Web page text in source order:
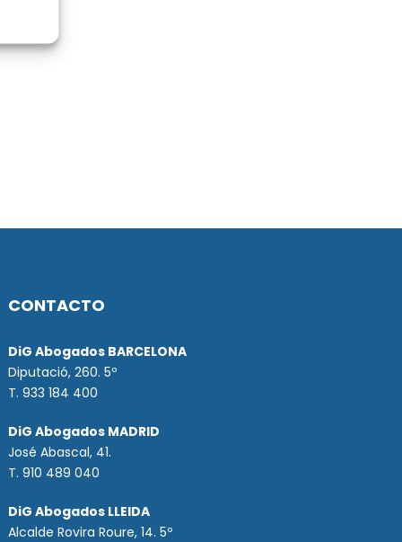
CONTACTO
DiG Abogados BARCELONA
Diputació, 260. 5º
T. 933 184 400
DiG Abogados MADRID
José Abascal, 41.
T.910 489 040
DiG Abogados LLEIDA
Alcalde Rovira Roure, 14. 5º